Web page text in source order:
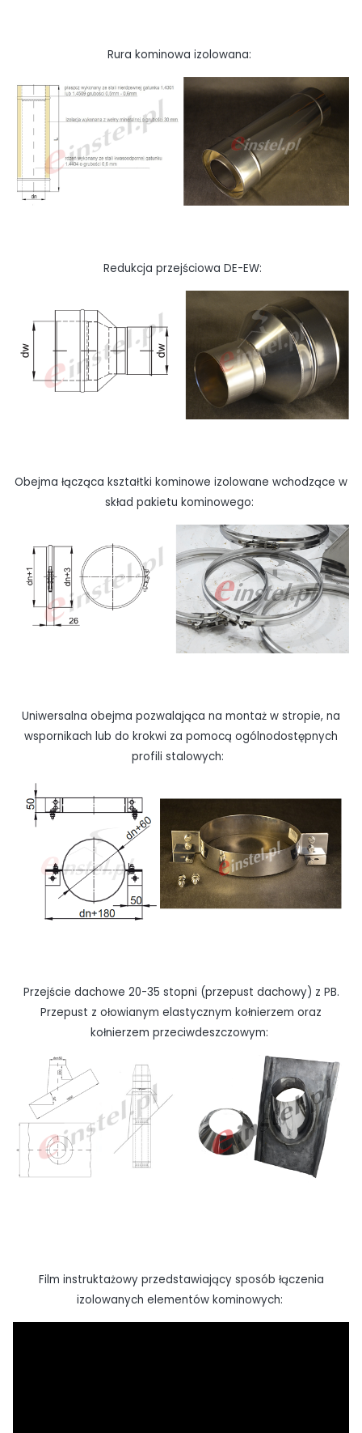
Rura kominowa izolowana:
Redukcja przejściowa DE-EW:
Obejma łącząca kształtki kominowe izolowane wchodzące w
skład pakietu kominowego:
Uniwersalna obejma pozwalająca na montaż w stropie, na
wspornikach lub do krokwi za pomocą ogólnodostępnych
profili stalowych:
Przejście dachowe 20-35 stopni (przepust dachowy) z PB.
Przepust z ołowianym elastycznym kołnierzem oraz
kołnierzem przeciwdeszczowym:
Film instruktażowy przedstawiający sposób łączenia
izolowanych elementów kominowych: